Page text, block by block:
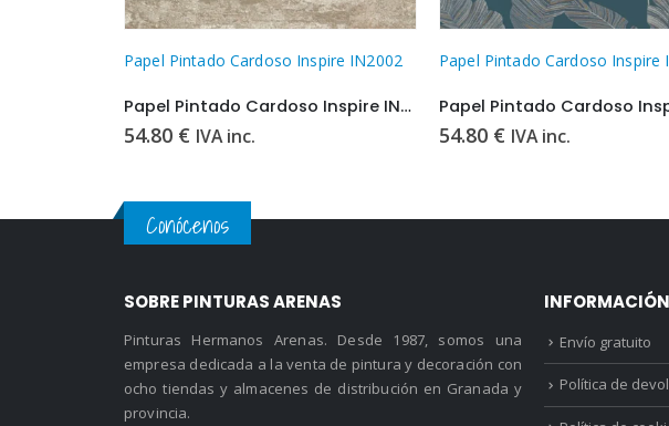
Papel Pintado Cardoso Inspire IN2203
Papel Pintado Cardoso Inspire IN2203
54.80 € IVA inc.
Papel Pintado Cardoso Inspire
54.80 € IVA inc.
Conócenos
SOBRE PINTURAS ARENAS
Pinturas Hermanos Arenas. Desde 1987, somos una
empresa dedicada a la venta de pintura y decoración con
ocho tiendas y almacenes de distribución en Granada y
provincia.
INFORMACIÓN
Envío gratuito
Política de